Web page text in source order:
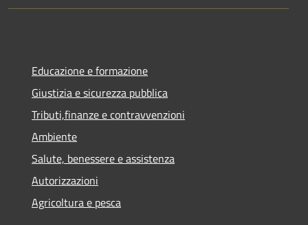
Educazione e formazione
Giustizia e sicurezza pubblica
Tributi,finanze e contravvenzioni
Ambiente
Salute, benessere e assistenza
Autorizzazioni
Agricoltura e pesca